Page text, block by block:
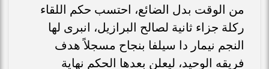
من الوقت بدل الضائع، احتسب حكم اللقاء
ركلة جزاء ثانية لصالح البرازيل، انبرى لها
النجم نيمار دا سيلفا بنجاح مسجلاً هدف
فريقه الوحيد، ليعلن بعدها الحكم نهاية